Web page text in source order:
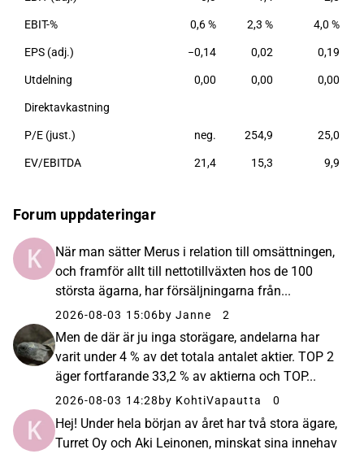
EBIT-% 0,6 % 2,3 % 4,0 %
EPS (adj.) −0,14 0,02 0,19
Utdelning 0,00 0,00 0,00
Direktavkastning
P/E (just.) neg. 254,9 25,0
EV/EBITDA 21,4 15,3 9,9
Forum uppdateringar
När man sätter Merus i relation till omsättningen,
och framför allt till nettotillväxten hos de 100
största ägarna, har försäljningarna från...
2026-08-03 15:06by Janne 2
Men de där är ju inga storägare, andelarna har
varit under 4 % av det totala antalet aktier. TOP 2
äger fortfarande 33,2 % av aktierna och TOP...
2026-08-03 14:28 by KohtiVapautta 0
Hej! Under hela början av året har två stora ägare,
Turret Oy och Aki Leinonen, minskat sina innehav